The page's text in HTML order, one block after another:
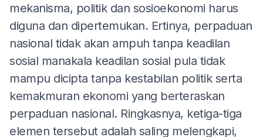
mekanisma, politik dan sosioekonomi harus
diguna dan dipertemukan. Ertinya, perpaduan
nasional tidak akan ampuh tanpa keadilan
sosial manakala keadilan sosial pula tidak
mampu dicipta tanpa kestabilan politik serta
kemakmuran ekonomi yang berteraskan
perpaduan nasional. Ringkasnya, ketiga-tiga
elemen tersebut adalah saling melengkapi,